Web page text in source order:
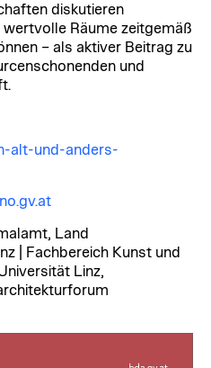
diskutieren
Räume zeitgemäß
– als aktiver Beitrag zu
und
alt-und-anders-
Land
| Fachbereich Kunst und
Linz,